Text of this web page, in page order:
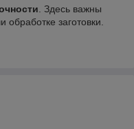
. Здесь важны
обработке заготовки.